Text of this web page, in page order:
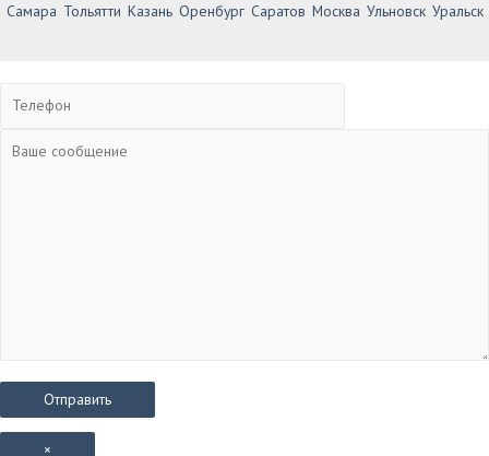
Самара Тольятти Казань Оренбург Саратов Москва Ульновск Уральск
×